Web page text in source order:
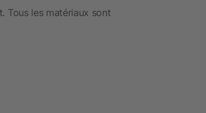
Tous les matériaux sont